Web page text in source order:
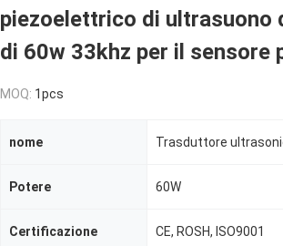
piezoelettrico di ultrasuono
di 60w 33khz per il sensore
MOQ: 1pcs
nome Trasduttore
Potere 60W
Certificazione CE, ROSH, ISO9001